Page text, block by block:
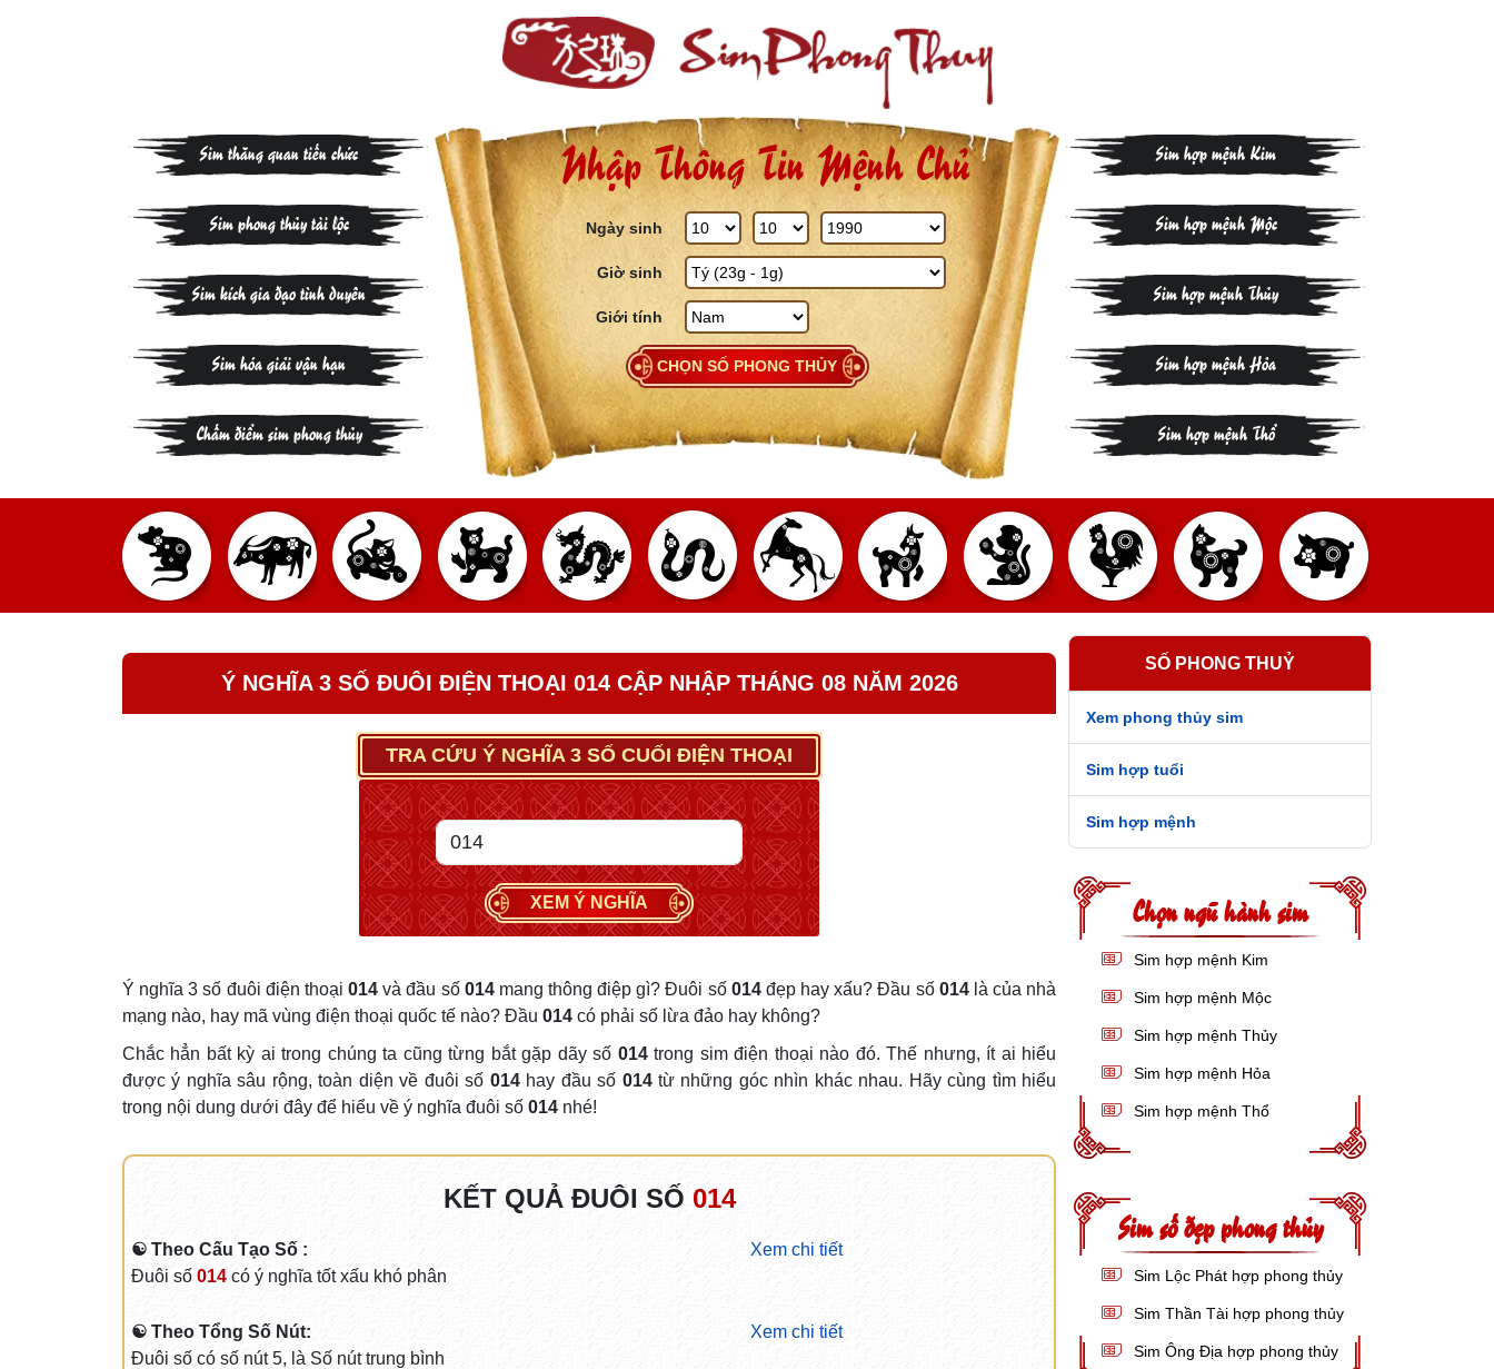
Sim thăng quan tiến chức
Sim phong thủy tài lộc
Sim kích gia đạo tình duyên
Sim hóa giải vận hạn
Chấm điểm sim phong thủy
Nhập Thông Tin Mệnh Chủ
Ngày sinh
Giờ sinh
Giới tính
CHỌN SỐ PHONG THỦY
Sim hợp mệnh Kim
Sim hợp mệnh Mộc
Sim hợp mệnh Thủy
Sim hợp mệnh Hỏa
Sim hợp mệnh Thổ
Ý NGHĨA 3 SỐ ĐUÔI ĐIỆN THOẠI 014 CẬP NHẬP THÁNG 08 NĂM 2026
TRA CỨU Ý NGHĨA 3 SỐ CUỐI ĐIỆN THOẠI
XEM Ý NGHĨA
Ý nghĩa 3 số đuôi điện thoại014 và đầu số 014mang thông điệp gì? Đuôi số 014đẹp hay xấu? Đầu số 014là của nhà
mạng nào, hay mã vùng điện thoại quốc tế nào? Đầu 014 có phải số lừa đảo hay không?
Chắc hẳn bất kỳ ai trong chúng ta cũng từng bắt gặp dãy số 014trong sim điện thoại nào đó. Thế nhưng, ít ai hiểu
được ý nghĩa sâu rộng, toàn diện về đuôi số 014hay đầu số 014từ những góc nhìn khác nhau. Hãy cùng tìm hiểu
trong nội dung dưới đây để hiểu về ý nghĩa đuôi số 014 nhé!
KẾT QUẢ ĐUÔI SỐ 014
☯ Theo Cấu Tạo Số :
Xem chi tiết
Đuôi số 014có ý nghĩa tốt xấu khó phân
☯ Theo Tổng Số Nút:
Xem chi tiết
Đuôi số có số nút 5, là Số nút trung bình
SỐ PHONG THUỶ
Xem phong thủy sim
Sim hợp tuổi
Sim hợp mệnh
Chọn ngũ hành sim
Sim hợp mệnh Kim
Sim hợp mệnh Mộc
Sim hợp mệnh Thủy
Sim hợp mệnh Hỏa
Sim hợp mệnh Thổ
Sim số đẹp phong thủy
Sim Lộc Phát hợp phong thủy
Sim Thần Tài hợp phong thủy
Sim Ông Địa hợp phong thủy